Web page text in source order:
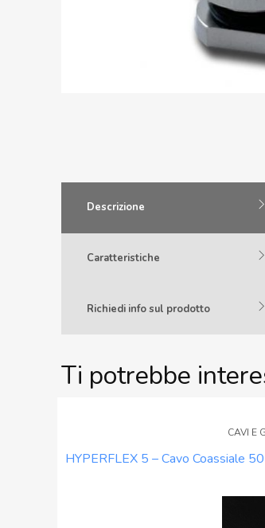
Descrizione
Caratteristiche
Richiedi info sul prodotto
Ti potrebbe
CAVI E
HYPERFLEX 5 – Cavo Coassiale